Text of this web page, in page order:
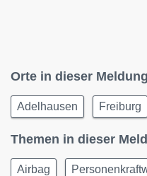
Orte in dieser Meldung
Adelhausen Freiburg
Themen in dieser
Airbag